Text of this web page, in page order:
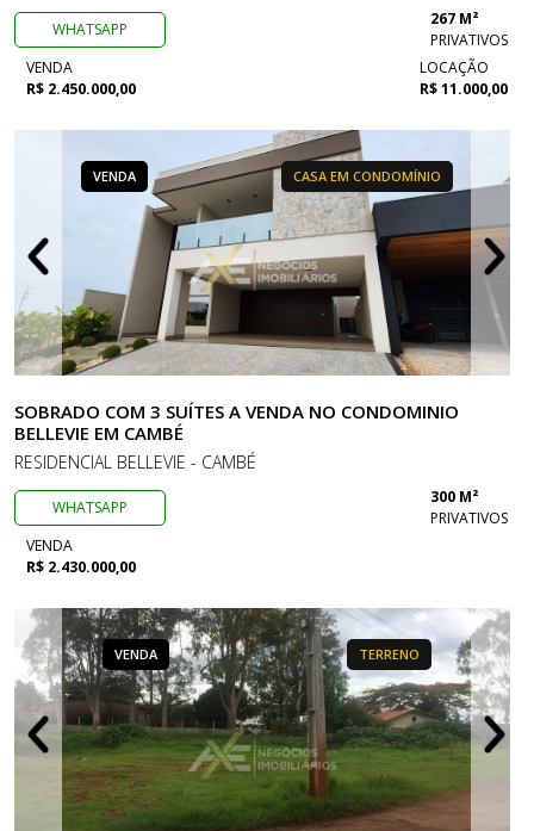
WHATSAPP
267 M²
PRIVATIVOS
VENDA
R$ 2.450.000,00
LOCAÇÃO
R$ 11.000,00
VENDA CASA EM CONDOMÍNIO
SOBRADO COM 3 SUÍTES A VENDA NO CONDOMINIO
BELLEVIE EM CAMBÉ
RESIDENCIAL BELLEVIE - CAMBÉ
WHATSAPP
300 M²
PRIVATIVOS
VENDA
R$ 2.430.000,00
VENDA TERRENO